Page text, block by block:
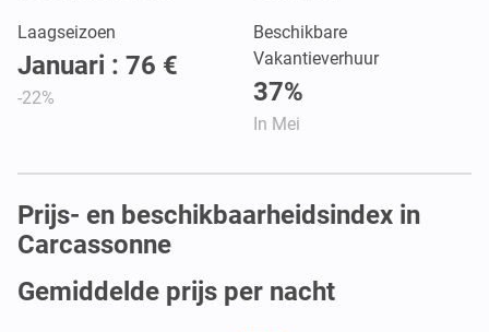
Laagseizoen
Januari : 76 €
-22%
Beschikbare
Vakantieverhuur
37%
In Mei
Prijs- en beschikbaarheidsindex in
Carcassonne
Gemiddelde prijs per nacht